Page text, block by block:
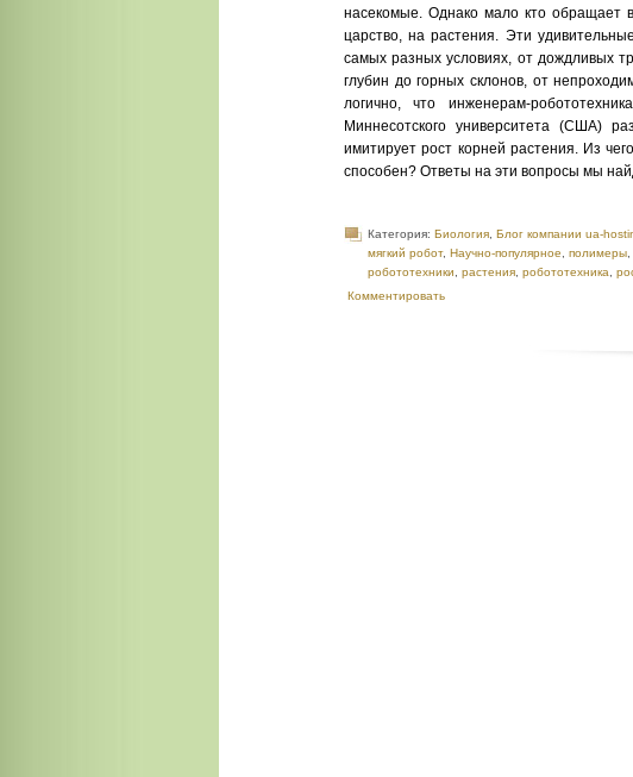
насекомые. Однако мало кто обращает
царство, на растения. Эти
самых разных условиях, от дождливых
глубин до горных склонов, от
логично, что инженерам-
Миннесотского университета (США)
имитирует рост корней растения. Из
способен? Ответы на эти вопросы мы
Категория: Биология Блог компании ua-
мягкий робот, Научно-популярное полимеры
робототехники
растения робототехника
Комментировать